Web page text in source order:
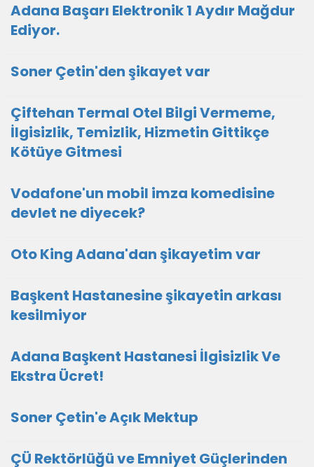
Adana Başarı Elektronik 1 Aydır Mağdur
Ediyor.
Soner Çetin'den şikayet var
Çiftehan Termal Otel Bilgi Vermeme,
İlgisizlik, Temizlik, Hizmetin Gittikçe
Kötüye Gitmesi
Vodafone'un mobil imza komedisine
devlet ne diyecek?
Oto King Adana'dan şikayetim var
Başkent Hastanesine şikayetin arkası
kesilmiyor
Adana Başkent Hastanesi İlgisizlik Ve
Ekstra Ücret!
Soner Çetin'e Açık Mektup
ÇÜ Rektörlüğü ve Emniyet Güçlerinden